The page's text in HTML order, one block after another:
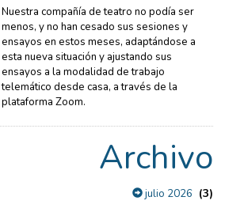
Nuestra compañía de teatro no podía ser
menos, y no han cesado sus sesiones y
ensayos en estos meses, adaptándose a
esta nueva situación y ajustando sus
ensayos a la modalidad de trabajo
telemático desde casa, a través de la
plataforma Zoom.
Archivo
julio 2026 (3)